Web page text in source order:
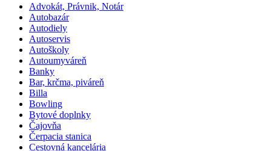
Advokát, Právnik, Notár
Autobazár
Autodiely
Autoservis
Autoškoly
Autoumyváreň
Banky
Bar, krčma, piváreň
Billa
Bowling
Bytové doplnky
Čajovňa
Čerpacia stanica
Cestovná kancelária